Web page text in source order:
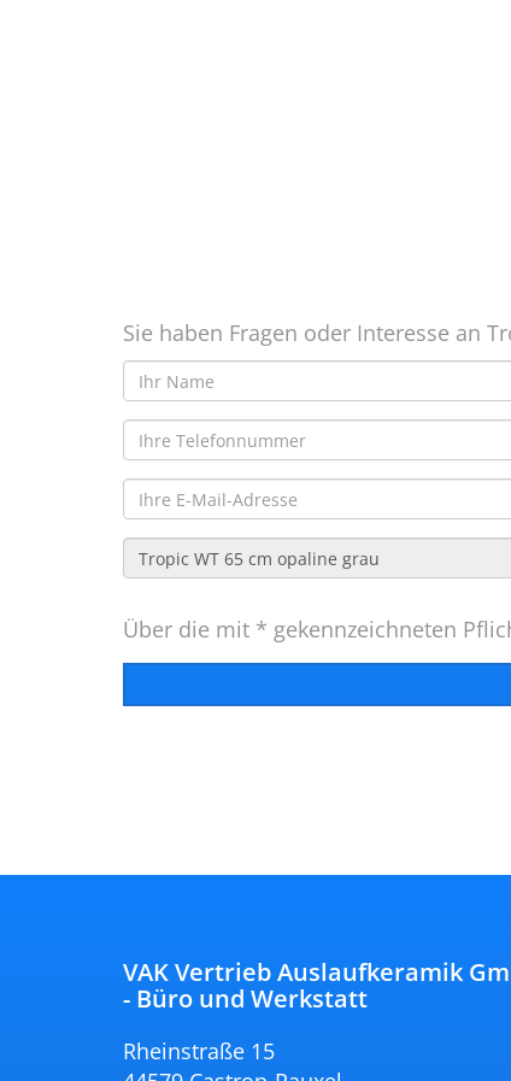
Sie haben Fragen oder Interesse an
Über die mit * gekennzeichneten
VAK Vertrieb Auslaufkeramik
- Büro und Werkstatt
Rheinstraße 15